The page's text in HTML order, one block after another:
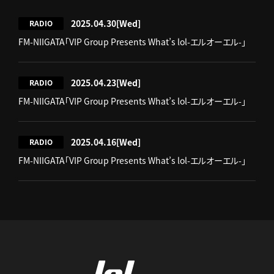
RADIO 2025.04.30[Wed]
FM-NIIGATA「VIP Group Presents What’s lol-エルオーエル-」
RADIO 2025.04.23[Wed]
FM-NIIGATA「VIP Group Presents What’s lol-エルオーエル-」
RADIO 2025.04.16[Wed]
FM-NIIGATA「VIP Group Presents What’s lol-エルオーエル-」